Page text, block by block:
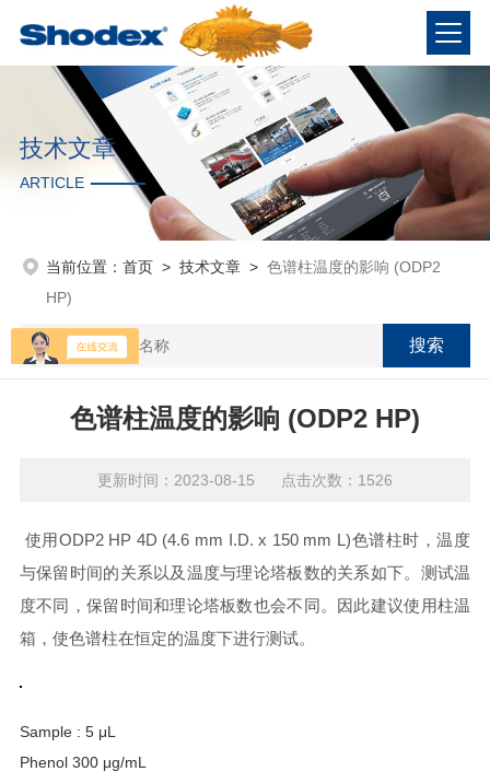
技术文章
ARTICLE
当前位置： 首页> 技术文章> 色谱柱温度的影响 (ODP2
HP)
色谱柱温度的影响 (ODP2 HP)
更新时间：2023-08-15 点击次数：1526
使用ODP2 HP 4D (4.6 mm I.D. x 150 mm L)色谱柱时，温度
与保留时间的关系以及温度与理论塔板数的关系如下。测试温
度不同，保留时间和理论塔板数也会不同。因此建议使用柱温
箱，使色谱柱在恒定的温度下进行测试。
Sample : 5 μL
Phenol 300 μg/mL